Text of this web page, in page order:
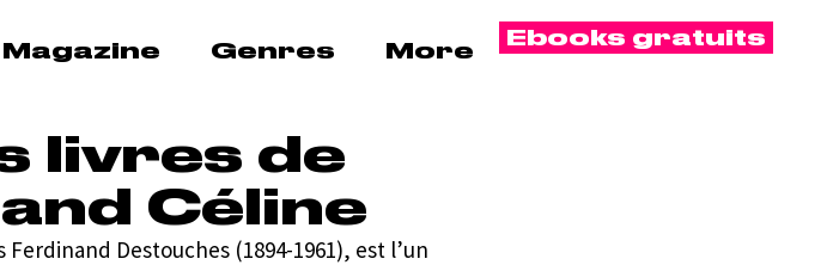
Magazine Genres More Ebooks gratuits
livres de
Céline
Ferdinand Destouches (1894-1961), est l’un